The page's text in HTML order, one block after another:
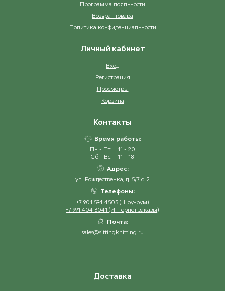
Программа лояльности
Возврат товара
Политика конфиденциальности
Личный кабинет
Вход
Регистрация
Просмотры
Корзина
Контакты
Время работы:
Пн - Пт:
11 - 20
Сб - Вс:
11 - 18
Адрес:
ул. Рождественка, д. 5/7 с. 2
Телефоны:
+7 901 594 4505 (Шоу-рум)
+7 991 404 3041 (Интернет заказы)
Почта:
sales@sittingknitting.ru
Доставка